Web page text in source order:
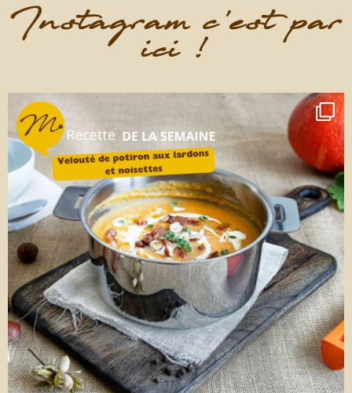
Instagram c'est par
ici !